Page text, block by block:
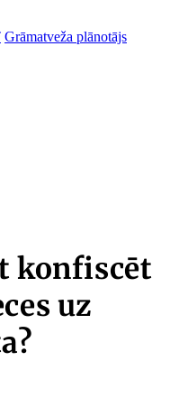
Grāmatveža plānotājs
konfiscēt
uz